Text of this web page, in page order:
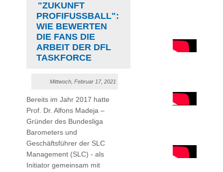
"ZUKUNFT
PROFIFUSSBALL": W
IE BEWERTEN D
IE FANS DIE A
RBEIT DER DFL T
ASKFORCE
Mittwoch, Februar 17, 2021
Bereits im Jahr 2017 hatte
Prof. Dr. Alfons Madeja –
Gründer des Bundesliga
Barometers und
Geschäftsführer der SLC
Management (SLC) - als
Initiator gemeinsam mit